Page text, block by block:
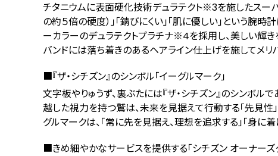
チタニウムに表面硬化技術デュラテクト※3を施したスー
の約５倍の硬度）」「錆びにくい」「肌に優しい」という
ーカラーのデュラテクトプラチナ※4を採用し、美しい輝
バンドには落ち着きのあるヘアライン仕上げを施してメリ
『ザ・シチズン』のシンボル「イーグルマーク」
⽂字板やりゅうず、裏ぶたには『ザ・シチズン』のシンボ
越した視⼒を持つ鷲は、未来を⾒据えて⾏動する「先⾒性
グルマークは、「常に先を⾒据え、理想を追求する」「⾝に
きめ細やかなサービスを提供する「シチズン オーナーズ